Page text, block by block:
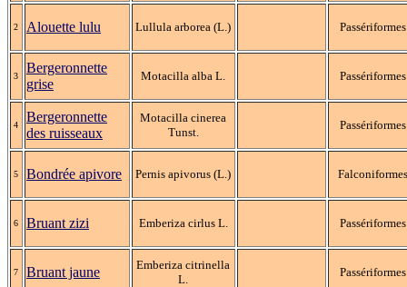
2 Alouette lulu Lullula arborea (L.) Passériformes
3
Bergeronnette
grise
Motacilla alba L. Passériformes
4
Bergeronnette
des ruisseaux
Motacilla cinerea
Tunst.
Passériformes
5 Bondrée apivore Pernis apivorus (L.) Falconiformes
6 Bruant zizi Emberiza cirlus L. Passériformes
7 Bruant jaune
Emberiza citrinella
L.
Passériformes